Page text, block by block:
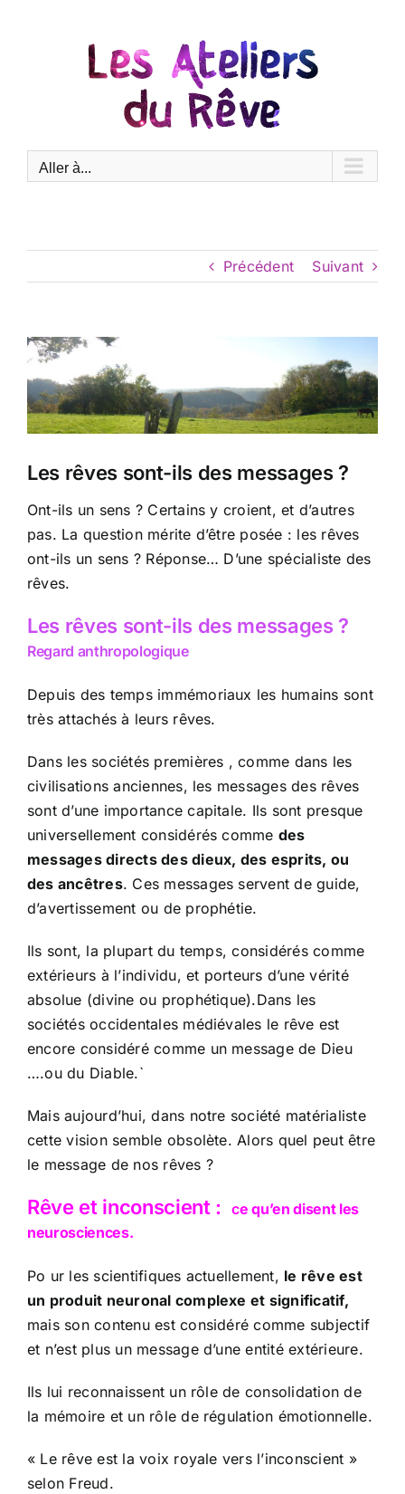
Aller à...
Précédent Suivant
Voir
agrandie
Les rêves sont-ils des messages ?
Ont-ils un sens ? Certains y croient, et d’autres
pas. La question mérite d’être posée : les rêves
ont-ils un sens ? Réponse… D’une spécialiste des
rêves.
Les rêves sont-ils des messages ?
Regard anthropologique
Depuis des temps immémoriaux les humains sont
très attachés à leurs rêves.
Dans les sociétés premières , comme dans les
civilisations anciennes, les messages des rêves
sont d’une importance capitale. Ils sont presque
universellement considérés comme des
messages directs des dieux, des esprits, ou
des ancêtres. Ces messages servent de guide,
d’avertissement ou de prophétie.
Ils sont, la plupart du temps, considérés comme
extérieurs à l’individu, et porteurs d’une vérité
absolue (divine ou prophétique).Dans les
sociétés occidentales médiévales le rêve est
encore considéré comme un message de Dieu
….ou du Diable.`
Mais aujourd’hui, dans notre société matérialiste
cette vision semble obsolète. Alors quel peut être
le message de nos rêves ?
Rêve et inconscient :ce qu’en disent les
neurosciences.
Po ur les scientifiques actuellement, le rêve est
un produit neuronal complexe et significatif,
mais son contenu est considéré comme subjectif
et n’est plus un message d’une entité extérieure.
Ils lui reconnaissent un rôle de consolidation de
la mémoire et un rôle de régulation émotionnelle.
« Le rêve est la voix royale vers l’inconscient »
selon Freud.